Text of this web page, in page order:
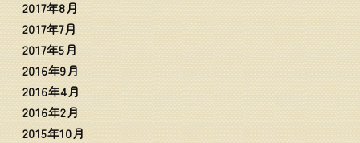
2017年8月
2017年7月
2017年5月
2016年9月
2016年4月
2016年2月
2015年10月